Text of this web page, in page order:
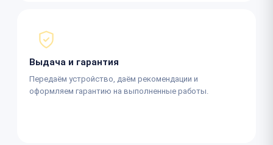
Выдача и гарантия
Передаём устройство, даём рекомендации и
оформляем гарантию на выполненные работы.